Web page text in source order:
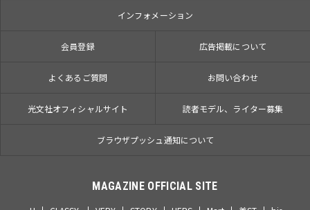
インフォメーション
会員登録 広告掲載について
よくあるご質問 お問い合わせ
光文社オフィシャルサイト 読者モデル、ライター募集
ブラウザプッシュ通知について
MAGAZINE OFFICIAL SITE